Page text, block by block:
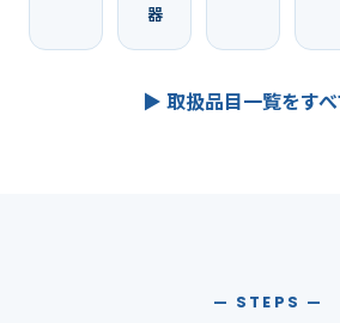
器
▶ 取扱品目一覧をすべ
— STEPS —